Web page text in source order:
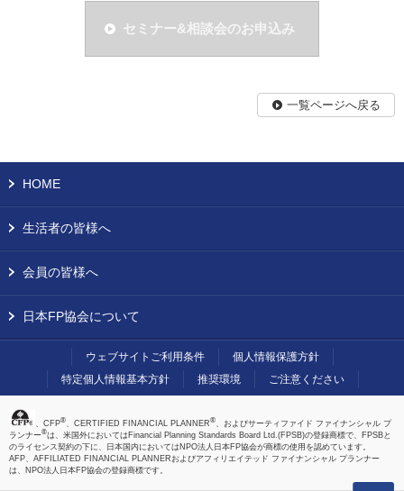
セミナー&相談会のお申込み
一覧ページへ戻る
HOME
生活者の皆様へ
会員の皆様へ
日本FP協会について
ウェブサイトご利用条件
個人情報保護方針
特定個人情報基本方針
推奨環境 ご注意ください
、CFP®、CERTIFIED FINANCIAL PLANNER®、およびサーティファイド ファイナンシャル プ
ランナー®は、米国外においてはFinancial Planning Standards Board Ltd.(FPSB)の登録商標で、FPSBと
のライセンス契約の下に、日本国内においてはNPO法人日本FP協会が商標の使用を認めています。
AFP、AFFILIATED FINANCIAL PLANNERおよびアフィリエイテッド ファイナンシャル プランナー
は、NPO法人日本FP協会の登録商標です。